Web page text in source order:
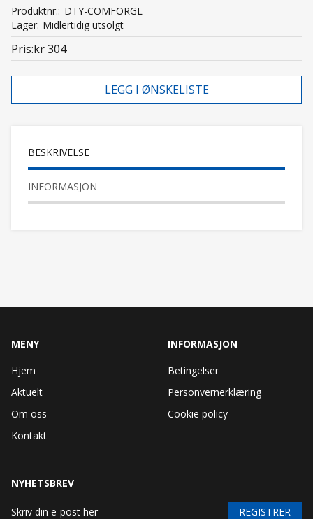
Produktnr. DTY-COMFORGL
Lager Midlertidig utsolgt
Pris kr 304
LEGG I ØNSKELISTE
BESKRIVELSE
INFORMASJON
MENY
Hjem
Aktuelt
Om oss
Kontakt
INFORMASJON
Betingelser
Personvernerklæring
Cookie policy
NYHETSBREV
REGISTRER